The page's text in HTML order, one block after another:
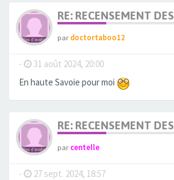
RE: RECENSEMENT
pardoctortaboo12
- 31 août 2024, 20:00
En haute Savoie pour moi
RE: RECENSEMENT
parcentelle
- 27 sept. 2024, 18:57